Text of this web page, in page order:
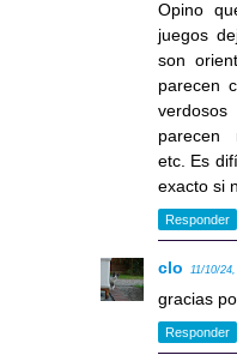
Opino
juegos
son
parecen
parecen
etc. Es
exacto si
Responder
clo 11/10/
gracias
Responder